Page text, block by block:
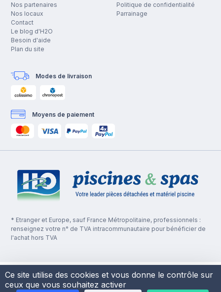
Nos partenaires
Nos locaux
Contact
Le blog d'H2O
Besoin d'aide
Plan du site
Politique de confidentialité
Parrainage
Modes de livraison
Moyens de paiement
* Etranger et Europe, sauf France Métropolitaine, professionnels :
renseignez votre n° de TVA intracommunautaire pour bénéficier de
l'achat hors TVA
Ce site utilise des cookies et vous donne le contrôle sur
ceux que vous souhaitez activer